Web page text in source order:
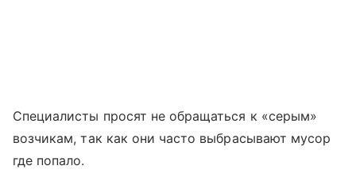
Специалисты просят не обращаться к «серым»
возчикам, так как они часто выбрасывают мусор
где попало.